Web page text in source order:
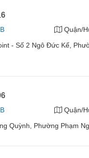
Quận/
- Số 2 Ngô Đức Kế,
Quận/
Quỳnh, Phường Phạm